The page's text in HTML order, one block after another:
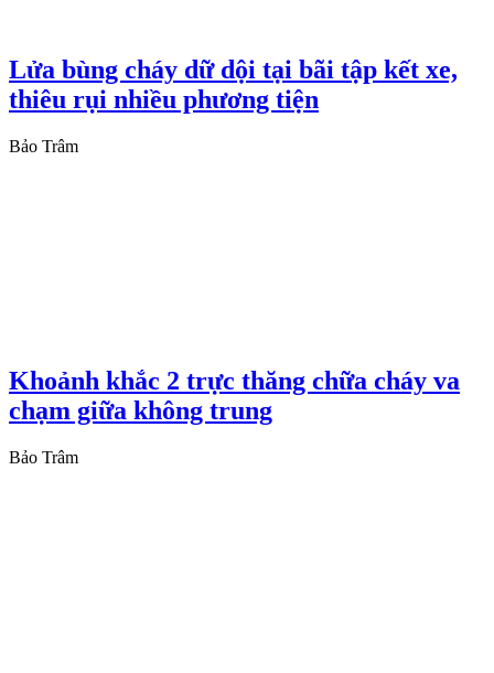
Lửa bùng cháy dữ dội tại bãi tập kết xe,
thiêu rụi nhiều phương tiện
Bảo Trâm
Khoảnh khắc 2 trực thăng chữa cháy va
chạm giữa không trung
Bảo Trâm